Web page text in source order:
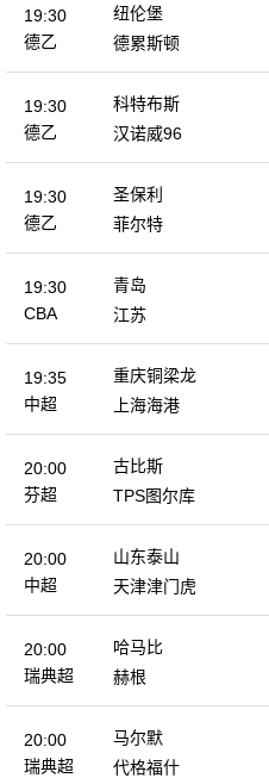
19:30
德乙
纽伦堡
德累斯顿
19:30
德乙
科特布斯
汉诺威96
19:30
德乙
圣保利
菲尔特
19:30
CBA
青岛
江苏
19:35
中超
重庆铜梁龙
上海海港
20:00
芬超
古比斯
TPS图尔库
20:00
中超
山东泰山
天津津门虎
20:00
瑞典超
哈马比
赫根
20:00
瑞典超
马尔默
代格福什